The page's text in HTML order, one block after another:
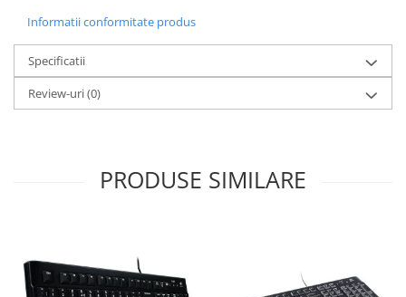
Informatii conformitate produs
Specificatii
Review-uri(0)
PRODUSE SIMILARE